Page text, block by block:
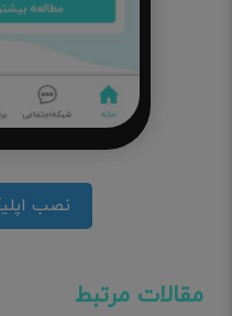
نصب
مقالات مرتبط